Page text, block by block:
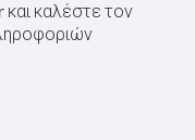
καλέστε τον